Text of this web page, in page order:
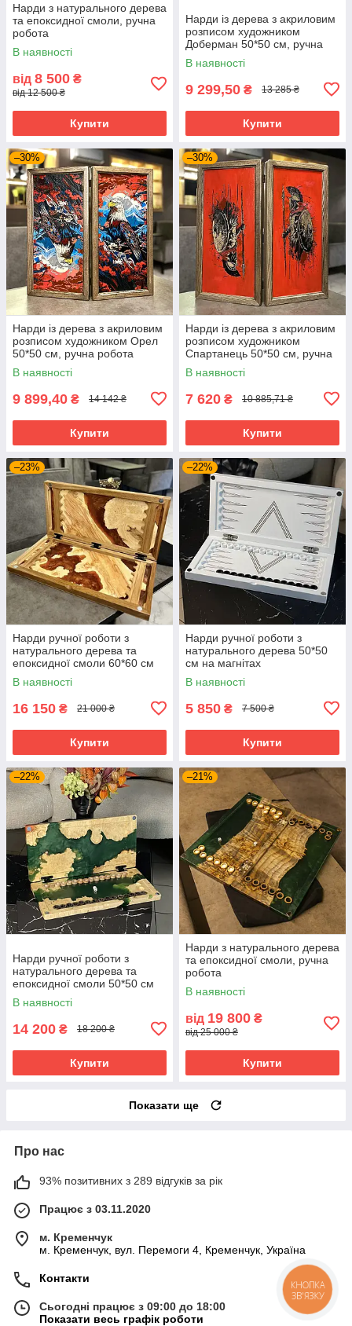
Нарди з натурального дерева
та епоксидної смоли, ручна
робота
В наявності
від 8 500 ₴
від 12 500 ₴
Купити
Нарди iз дерева з акриловим
розписом художником
Доберман 50*50 см, ручна
робота
В наявності
9 299,50 ₴ 13 285 ₴
Купити
–30%
Нарди iз дерева з акриловим
розписом художником Орел
50*50 см, ручна робота
В наявності
9 899,40 ₴ 14 142 ₴
Купити
–30%
Нарди iз дерева з акриловим
розписом художником
Спартанець 50*50 см, ручна
робота
В наявності
7 620 ₴ 10 885,71 ₴
Купити
–23%
Нарди ручної роботи з
натурального дерева та
епоксидної смоли 60*60 см
В наявності
16 150 ₴ 21 000 ₴
Купити
–22%
Нарди ручної роботи з
натурального дерева 50*50
см на магнітах
В наявності
5 850 ₴ 7 500 ₴
Купити
–22%
Нарди ручної роботи з
натурального дерева та
епоксидної смоли 50*50 см
на магнітах
В наявності
14 200 ₴ 18 200 ₴
Купити
–21%
Нарди з натурального дерева
та епоксидної смоли, ручна
робота
В наявності
від 19 800 ₴
від 25 000 ₴
Купити
Показати ще
Про нас
93% позитивних з 289 відгуків за рік
Працює з 03.11.2020
м. Кременчук
м. Кременчук, вул. Перемоги 4, Кременчук, Україна
Контакти
Сьогодні працює з 09:00 до 18:00
Показати весь графік роботи
КНОПКА
ЗВ'ЯЗКУ